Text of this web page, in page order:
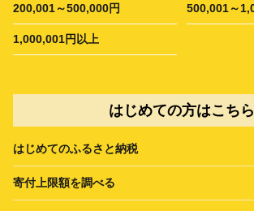
200,001～500,000円 500,001～
1,000,001円以上
はじめての方はこちら
はじめてのふるさと納税
寄付上限額を調べる